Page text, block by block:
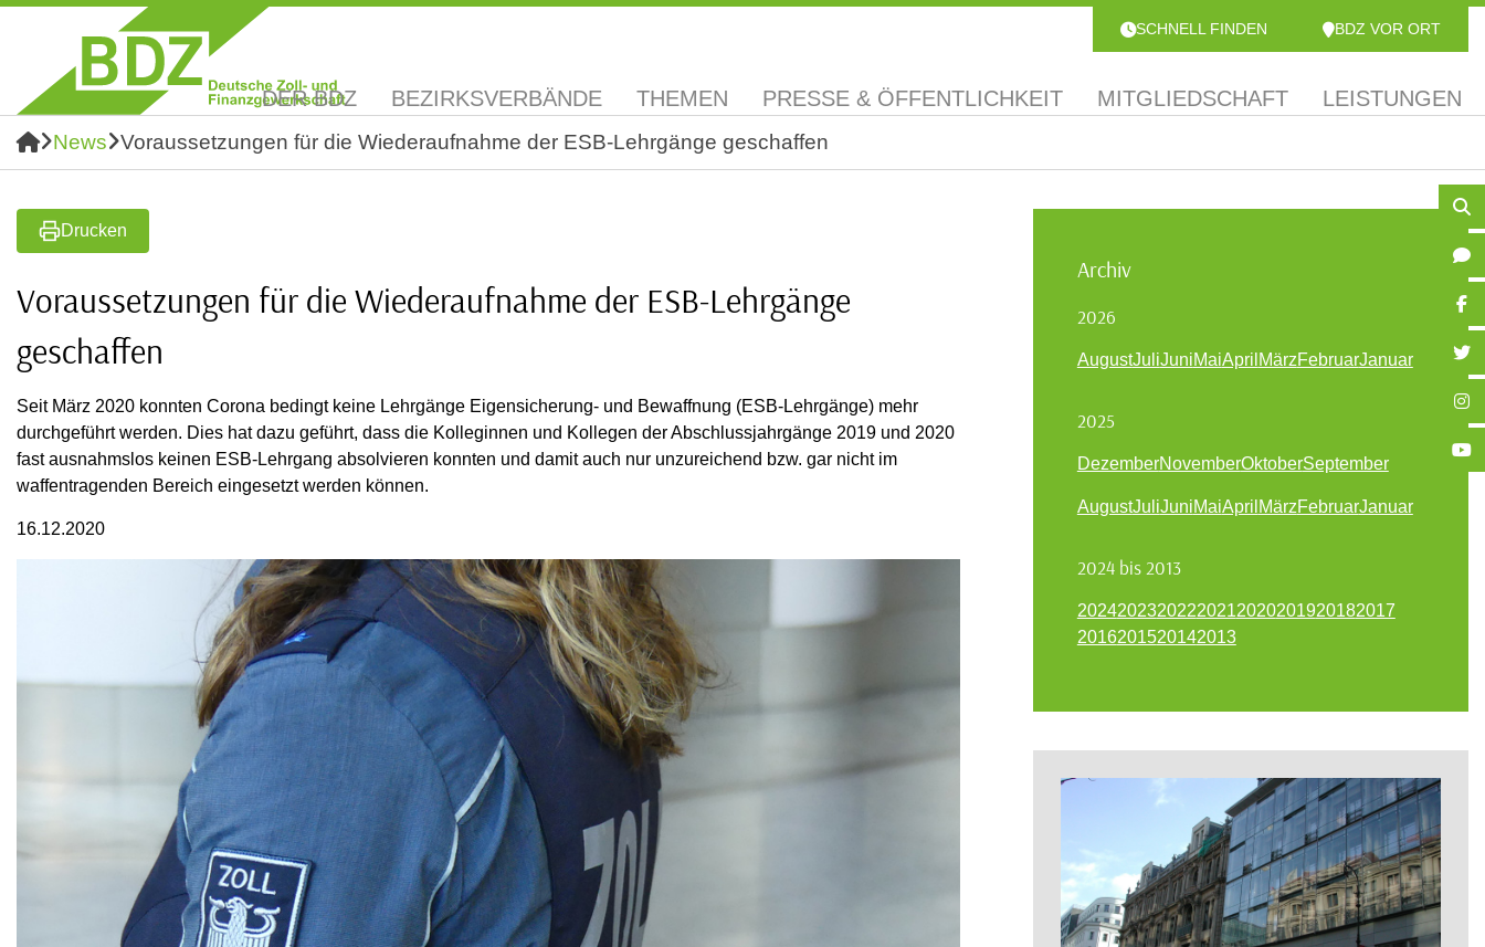
SCHNELL FINDEN BDZ VOR ORT
DER BDZ BEZIRKSVERBÄNDE THEMEN PRESSE & ÖFFENTLICHKEIT MITGLIEDSCHAFT LEISTUNGEN
News Voraussetzungen für die Wiederaufnahme der ESB-Lehrgänge geschaffen
Drucken
Voraussetzungen für die Wiederaufnahme der ESB-Lehrgänge
geschaffen
Seit März 2020 konnten Corona bedingt keine Lehrgänge Eigensicherung- und Bewaffnung (ESB-Lehrgänge) mehr
durchgeführt werden. Dies hat dazu geführt, dass die Kolleginnen und Kollegen der Abschlussjahrgänge 2019 und 2020
fast ausnahmslos keinen ESB-Lehrgang absolvieren konnten und damit auch nur unzureichend bzw. gar nicht im
waffentragenden Bereich eingesetzt werden können.
16.12.2020
Archiv
2026
AugustJuliJuniMaiApril MärzFebruarJanuar
2025
DezemberNovemberOktoberSeptember
AugustJuliJuniMaiApril MärzFebruarJanuar
2024 bis 2013
20242023202220212020201920182017
2016201520142013